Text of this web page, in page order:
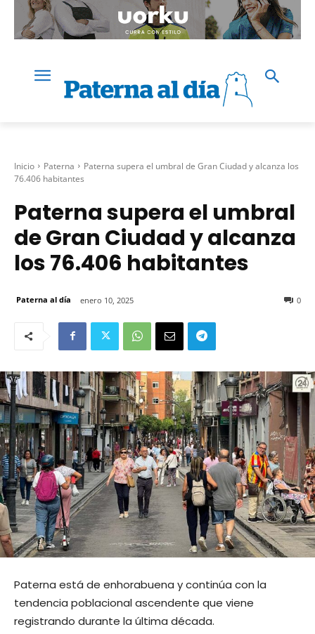
Inicio Paterna
Paterna supera el umbral de Gran Ciudad y alcanza los
76.406 habitantes
Paterna supera el umbral
de Gran Ciudad y alcanza
los 76.406 habitantes
Paterna al día enero 10, 2025 0
Paterna está de enhorabuena y continúa con la
tendencia poblacional ascendente que viene
registrando durante la última década.